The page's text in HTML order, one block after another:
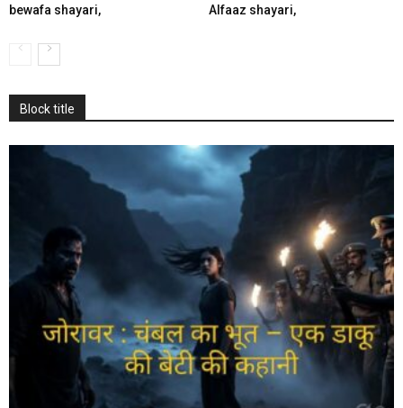
bewafa shayari,
Alfaaz shayari,
Block title